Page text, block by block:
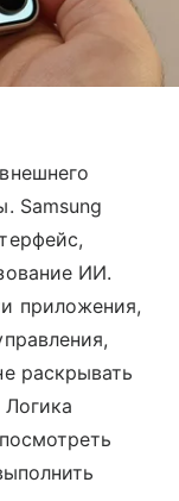
Samsung
ИИ.
приложения,
раскрывать